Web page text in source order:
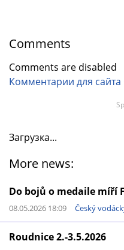
Comments
Comments are disabled
Комментарии для сайта
Загрузка...
More news:
Do bojů o medaile míří
08.05.2026 18:09 Český
Roudnice 2.-3.5.2026